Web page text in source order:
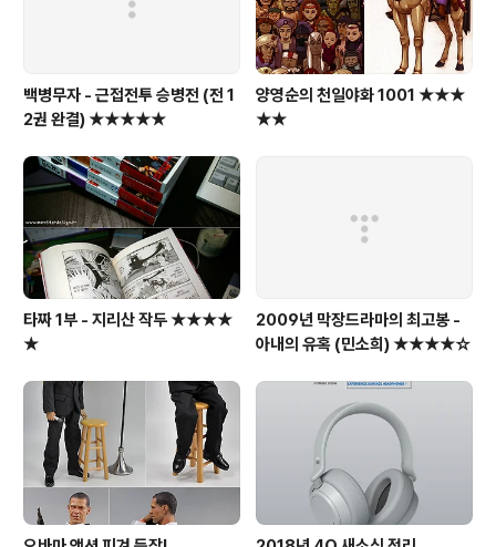
백병무자 - 근접전투 승병전 (전 1
2권 완결) ★★★★★
양영순의 천일야화 1001 ★★★
★★
타짜 1부 - 지리산 작두 ★★★★
★
2009년 막장드라마의 최고봉 -
아내의 유혹 (민소희) ★★★★☆